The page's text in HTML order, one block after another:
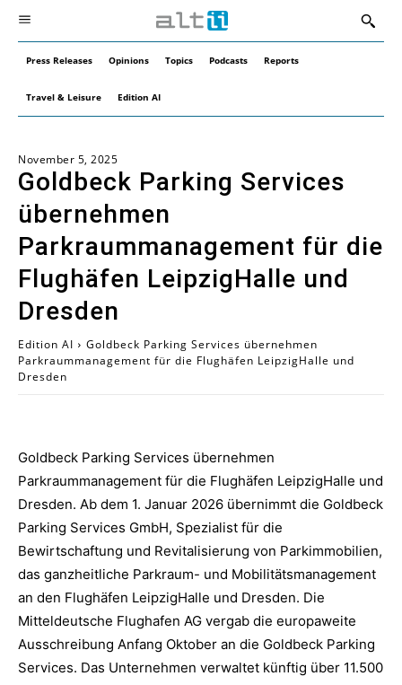
Press Releases Opinions Topics Podcasts Reports
Travel & Leisure Edition AI
November 5, 2025
Goldbeck Parking Services
übernehmen
Parkraummanagement für die
Flughäfen LeipzigHalle und
Dresden
Edition AI
Goldbeck Parking Services übernehmen
Parkraummanagement für die Flughäfen LeipzigHalle und
Dresden
Goldbeck Parking Services übernehmen
Parkraummanagement für die Flughäfen LeipzigHalle und
Dresden. Ab dem 1. Januar 2026 übernimmt die Goldbeck
Parking Services GmbH, Spezialist für die
Bewirtschaftung und Revitalisierung von Parkimmobilien,
das ganzheitliche Parkraum- und Mobilitätsmanagement
an den Flughäfen LeipzigHalle und Dresden. Die
Mitteldeutsche Flughafen AG vergab die europaweite
Ausschreibung Anfang Oktober an die Goldbeck Parking
Services. Das Unternehmen verwaltet künftig über 11.500